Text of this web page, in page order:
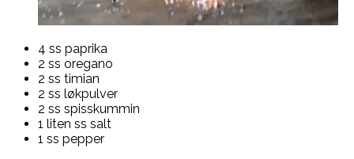
4 ss paprika
2 ss oregano
2 ss timian
2 ss løkpulver
2 ss spisskummin
1 liten ss salt
1 ss pepper